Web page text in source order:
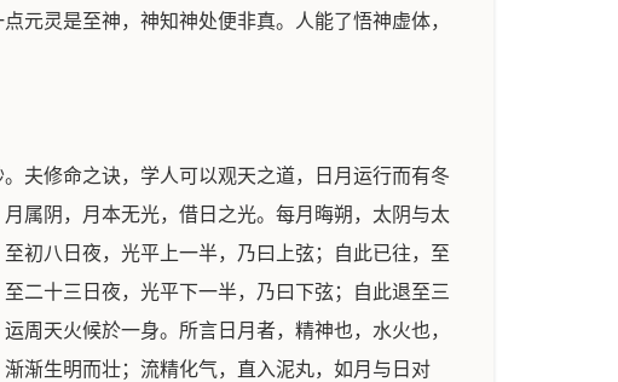
元灵是至神，神知神处便非真。人能了悟神虚体，
夫修命之诀，学人可以观天之道，日月运行而有冬
属阴，月本无光，借日之光。每月晦朔，太阴与太
初八日夜，光平上一半，乃曰上弦；自此已往，至
二十三日夜，光平下一半，乃曰下弦；自此退至三
周天火候於一身。所言日月者，精神也，水火也，
渐生明而壮；流精化气，直入泥丸，如月与日对